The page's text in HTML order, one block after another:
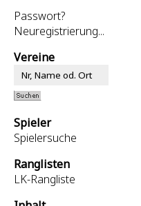
Passwort?
Neuregistrierung...
Vereine
Spieler
Spielersuche
Ranglisten
LK-Rangliste